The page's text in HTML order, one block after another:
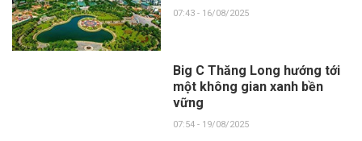
07:43 - 16/08/2025
Big C Thăng Long hướng tới
một không gian xanh bền
vững
07:54 - 19/08/2025